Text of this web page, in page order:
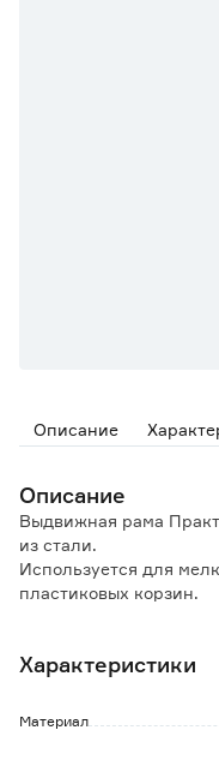
Описание
Описание
Выдвижная рама
из стали.
Используется для
пластиковых корзин.
требуются.
Обратите внимание:
Характеристики
Материал